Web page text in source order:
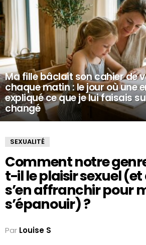
Ma fille bâclait son cahier de
chaque matin : le jour où une
expliqué ce que je lui faisais
changé
SEXUALITÉ
Comment notre
t-il le plaisir sexuel
s’en affranchir pour
s’épanouir) ?
Par Louise S